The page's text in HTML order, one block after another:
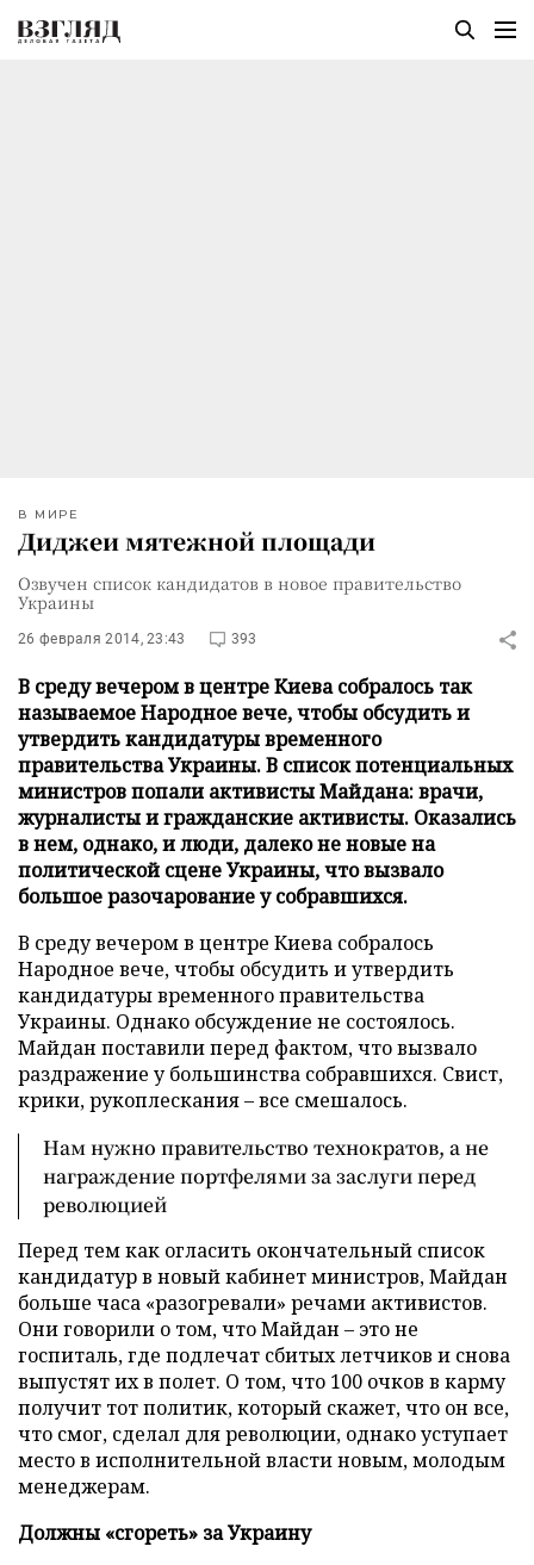
В МИРЕ
Диджеи мятежной площади
Озвучен список кандидатов в новое правительство
Украины
26 февраля 2014, 23:43 393
В среду вечером в центре Киева собралось так
называемое Народное вече, чтобы обсудить и
утвердить кандидатуры временного
правительства Украины. В список потенциальных
министров попали активисты Майдана: врачи,
журналисты и гражданские активисты. Оказались
в нем, однако, и люди, далеко не новые на
политической сцене Украины, что вызвало
большое разочарование у собравшихся.
В среду вечером в центре Киева собралось
Народное вече, чтобы обсудить и утвердить
кандидатуры временного правительства
Украины. Однако обсуждение не состоялось.
Майдан поставили перед фактом, что вызвало
раздражение у большинства собравшихся. Свист,
крики, рукоплескания – все смешалось.
Нам нужно правительство технократов, а не
награждение портфелями за заслуги перед
революцией
Перед тем как огласить окончательный список
кандидатур в новый кабинет министров, Майдан
больше часа «разогревали» речами активистов.
Они говорили о том, что Майдан – это не
госпиталь, где подлечат сбитых летчиков и снова
выпустят их в полет. О том, что 100 очков в карму
получит тот политик, который скажет, что он все,
что смог, сделал для революции, однако уступает
место в исполнительной власти новым, молодым
менеджерам.
Должны «сгореть» за Украину